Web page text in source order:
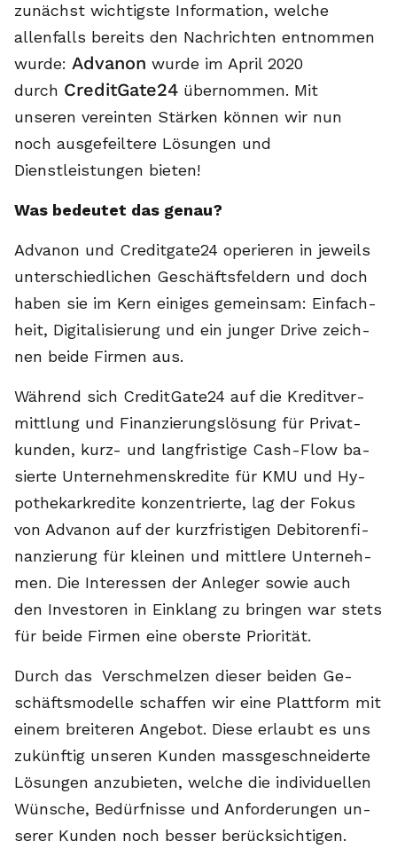
zunächst wichtigste Information, welche
allenfalls bereits den Nachrichten entnommen
wurde: Advanon wurde im April 2020
durch CreditGate24 übernommen. Mit
unseren vereinten Stärken können wir nun
noch ausgefeiltere Lösungen und
Dienstleistungen bieten!
Was be­deu­tet das ge­nau?
Ad­va­non und Cre­dit­ga­te24 ope­rie­ren in je­weils
un­ter­schied­li­chen Ge­schäfts­fel­dern und doch
ha­ben sie im Kern ei­ni­ges ge­mein­sam: Ein­fach­
heit, Di­gi­ta­li­sie­rung und ein jun­ger Drive zeich­
nen bei­de Fir­men aus.
Wäh­rend sich Cre­dit­Ga­te24 auf die Kre­dit­ver­
mitt­lung und Fi­nan­zie­rungs­lö­sung für Pri­vat­
kun­den, kurz- und lang­fris­ti­ge Cash-Flow ba­
sier­te Un­ter­neh­mens­kre­di­te für KMU und Hy­
po­the­kar­kre­di­te kon­zen­trier­te, lag der Fo­kus
von Ad­va­non auf der kurz­fris­ti­gen De­bi­to­ren­fi­
nan­zie­rung für klei­nen und mitt­le­re Un­ter­neh­
men. Die In­ter­es­sen der An­le­ger so­wie auch
den In­ves­to­ren in Ein­klang zu brin­gen war stets
für bei­de Fir­men ei­ne obers­te Prio­ri­tät.
Durch das Ver­schmel­zen die­ser bei­den Ge­
schäfts­mo­del­le schaf­fen wir ei­ne Platt­form mit
ei­nem brei­te­ren An­ge­bot. Die­se er­laubt es uns
zu­künf­tig un­se­ren Kun­den mass­ge­schnei­der­te
Lö­sun­gen an­zu­bie­ten, wel­che die in­di­vi­du­el­len
Wün­sche, Be­dürf­nis­se und An­for­de­run­gen un­
se­rer Kun­den noch bes­ser be­rück­sich­ti­gen.